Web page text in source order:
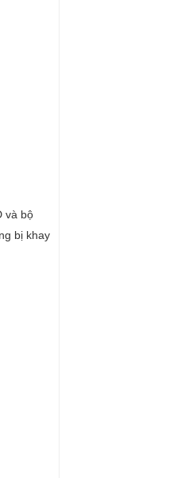
và bộ
bị khay